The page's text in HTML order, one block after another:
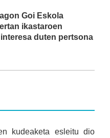
Goi Eskola
ikastaroen
duten pertsona
kudeaketa esleitu dio